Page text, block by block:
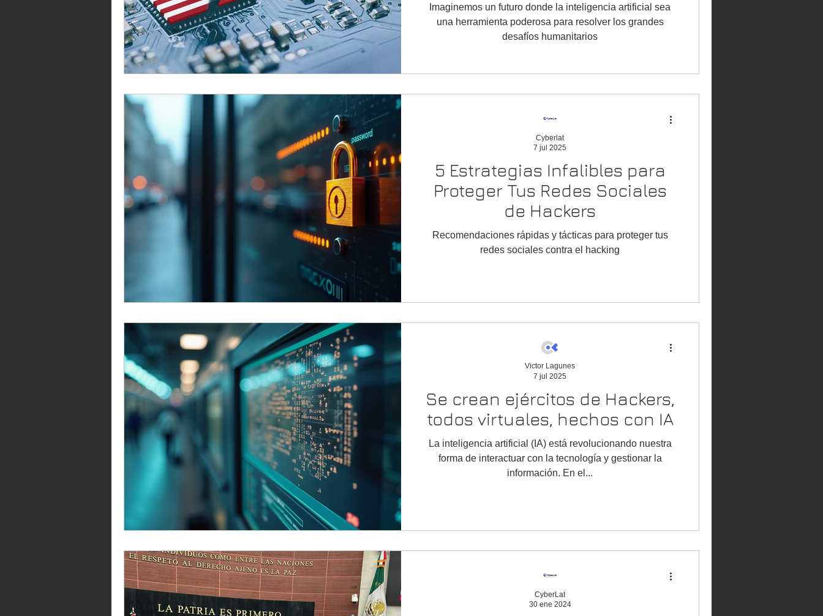
Imaginemos un futuro donde la inteligencia artificial sea
una herramienta poderosa para resolver los grandes
desafíos humanitarios
5 Estrategias Infalibles para
Proteger Tus Redes Sociales
de Hackers
Recomendaciones rápidas y tácticas para proteger tus
redes sociales contra el hacking
Cyberlat
7 jul 2025
Se crean ejércitos de Hackers,
todos virtuales, hechos con IA
La inteligencia artificial (IA) está revolucionando nuestra
forma de interactuar con la tecnología y gestionar la
información. En el...
Victor Lagunes
7 jul 2025
CyberLat
30 ene 2024